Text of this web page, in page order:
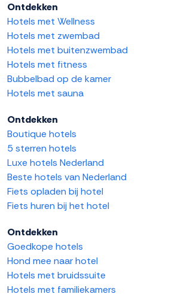
Ontdekken
Hotels met Wellness
Hotels met zwembad
Hotels met buitenzwembad
Hotels met fitness
Bubbelbad op de kamer
Hotels met sauna
Ontdekken
Boutique hotels
5 sterren hotels
Luxe hotels Nederland
Beste hotels van Nederland
Fiets opladen bij hotel
Fiets huren bij het hotel
Ontdekken
Goedkope hotels
Hond mee naar hotel
Hotels met bruidssuite
Hotels met familiekamers